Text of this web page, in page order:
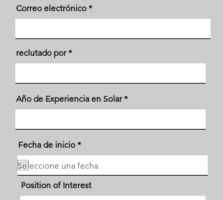
Correo electrónico
reclutado por
Año de Experiencia en Solar
Fecha de inicio *r
u
i
r
e
Position of Interest